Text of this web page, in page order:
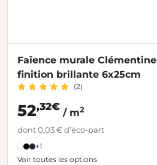
Faïence murale Clémentine
finition brillante 6x25cm
(2)
52,32€
/ m2
dont 0,03 € d’éco-part
+1
Voir toutes les options